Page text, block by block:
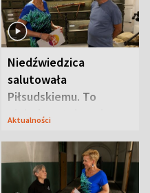
Niedźwiedzica
salutowała
Piłsudskiemu. To
niejedyna tajemnica
Aktualności